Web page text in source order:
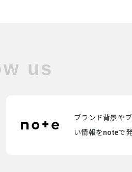
us
ブランド背景や
い情報をnoteで